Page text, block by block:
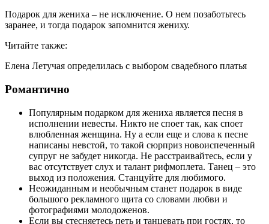
Подарок для жениха – не исключение. О нем позаботьтесь
заранее, и тогда подарок запомнится жениху.
Читайте также:
Елена Летучая определилась с выбором свадебного платья
Романтично
Популярным подарком для жениха является песня в
исполнении невесты. Никто не споет так, как споет
влюбленная женщина. Ну а если еще и слова к песне
написаны невстой, то такой сюрприз новоиспеченный
супруг не забудет никогда. Не расстраивайтесь, если у
вас отсутствует слух и талант рифмоплета. Танец – это
выход из положения. Станцуйте для любимого.
Неожиданным и необычным станет подарок в виде
большого рекламного щита со словами любви и
фотографиями молодоженов.
Если вы стесняетесь петь и танцевать при гостях, то